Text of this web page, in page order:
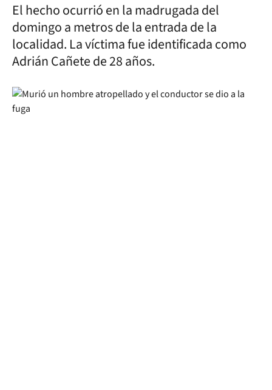
El hecho ocurrió en la madrugada del
domingo a metros de la entrada de la
localidad. La víctima fue identificada como
Adrián Cañete de 28 años.